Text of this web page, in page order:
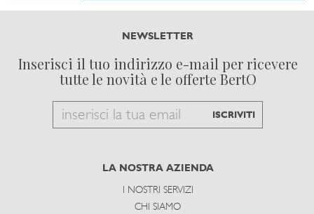
NEWSLETTER
Inserisci il tuo indirizzo e-mail per ricevere
tutte le novità e le offerte BertO
Email
subscribe
ISCRIVITI
LA NOSTRA AZIENDA
I NOSTRI SERVIZI
CHI SIAMO